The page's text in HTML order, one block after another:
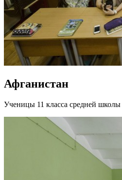
Афганистан
Ученицы 11 класса средней школы